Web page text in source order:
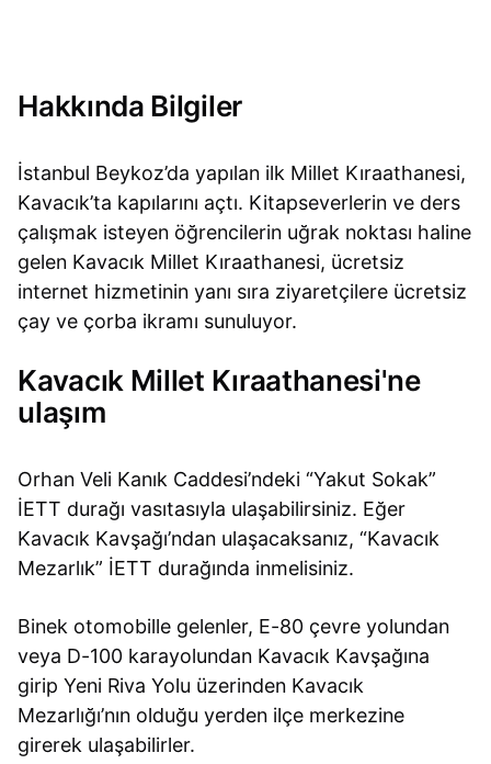
Hakkında Bilgiler
İstanbul Beykoz’da yapılan ilk Millet Kıraathanesi,
Kavacık’ta kapılarını açtı. Kitapseverlerin ve ders
çalışmak isteyen öğrencilerin uğrak noktası haline
gelen Kavacık Millet Kıraathanesi, ücretsiz
internet hizmetinin yanı sıra ziyaretçilere ücretsiz
çay ve çorba ikramı sunuluyor.
Kavacık Millet Kıraathanesi'ne
ulaşım
Orhan Veli Kanık Caddesi’ndeki “Yakut Sokak”
İETT durağı vasıtasıyla ulaşabilirsiniz. Eğer
Kavacık Kavşağı’ndan ulaşacaksanız, “Kavacık
Mezarlık” İETT durağında inmelisiniz.
Binek otomobille gelenler, E-80 çevre yolundan
veya D-100 karayolundan Kavacık Kavşağına
girip Yeni Riva Yolu üzerinden Kavacık
Mezarlığı’nın olduğu yerden ilçe merkezine
girerek ulaşabilirler.